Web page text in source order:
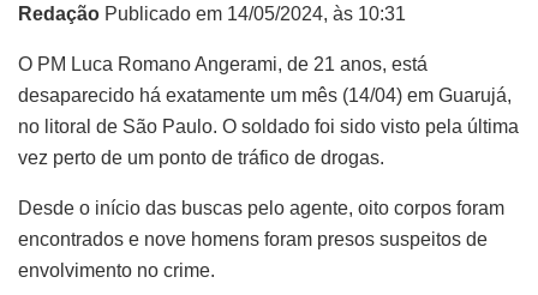
Redação Publicado em 14/05/2024, às 10:31
O PM Luca Romano Angerami, de 21 anos, está
desaparecido há exatamente um mês (14/04) em Guarujá,
no litoral de São Paulo. O soldado foi sido visto pela última
vez perto de um ponto de tráfico de drogas.
Desde o início das buscas pelo agente, oito corpos foram
encontrados e nove homens foram presos suspeitos de
envolvimento no crime.